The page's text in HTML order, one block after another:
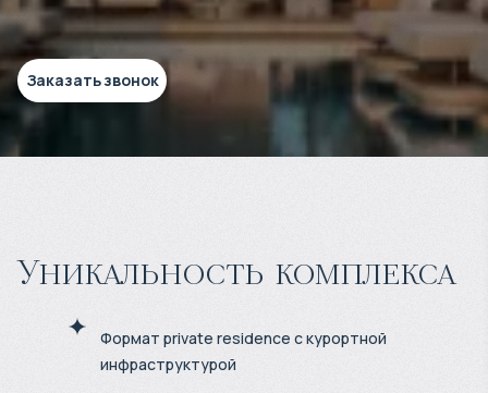
Заказать звонок
Уникальность комплекса
Формат private residence с курортной
инфраструктурой